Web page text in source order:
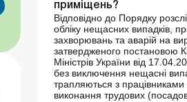
приміщень?
Відповідно до Порядку
обліку нещасних випадків,
захворювань та аварій на
затвердженого постановою
Міністрів України від
без виключення нещасні
трапляються з працівниками
виконання трудових